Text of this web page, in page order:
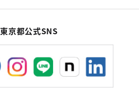
東京都公式SNS